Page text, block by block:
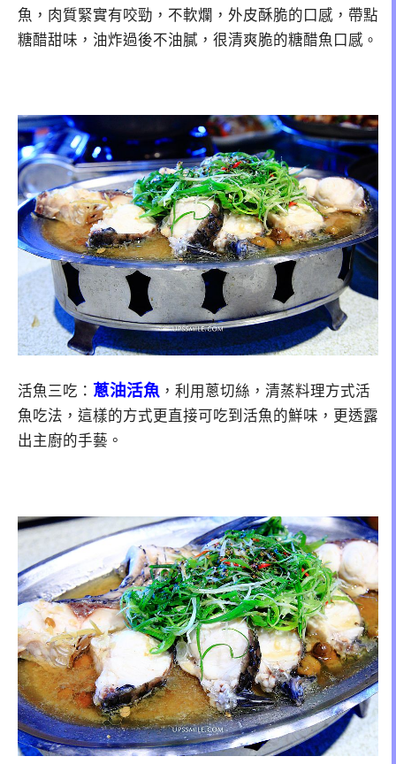
魚，肉質緊實有咬勁，不軟爛，外皮酥脆的口感，帶點
糖醋甜味，油炸過後不油膩，很清爽脆的糖醋魚口感 。
活魚三吃： 蔥油活魚 ，利用蔥切絲，清蒸料理方式活
魚吃法，這樣的方式更直接可吃到活魚的鮮味，更透露
出主廚的手藝。